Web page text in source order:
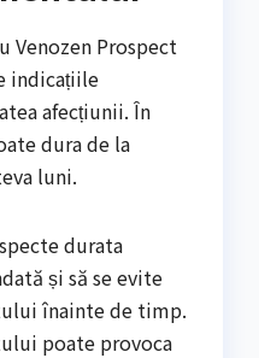
Venozen Prospect
indicațiile
afecțiunii. În
dura de la
luni.
durata
și să se evite
înainte de timp.
poate provoca